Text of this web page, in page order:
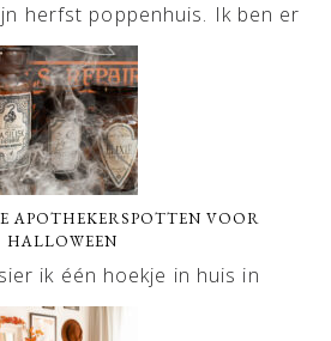
herfst poppenhuis. Ik ben er
APOTHEKERSPOTTEN VOOR
HALLOWEEN
ik één hoekje in huis in